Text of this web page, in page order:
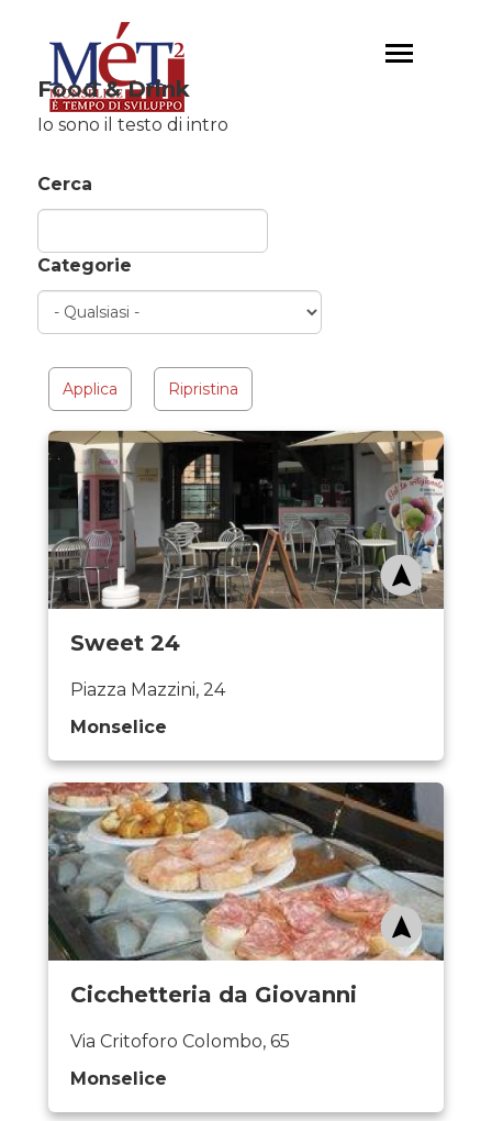
contenuto
principale
Toggle
Food & Drink
Io sono il testo di intro
Cerca
Categorie
Applica Ripristina
Sweet 24
Piazza Mazzini, 24
Monselice
Cicchetteria da Giovanni
Via Critoforo Colombo, 65
Monselice